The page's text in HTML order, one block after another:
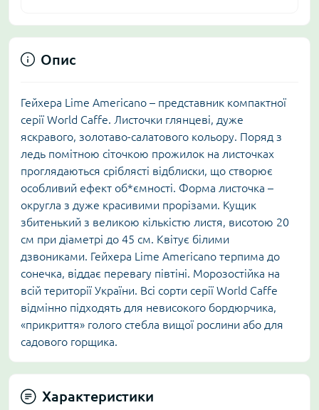
Опис
Гейхера Lime Americano – представник компактної
серії World Caffe. Листочки глянцеві, дуже
яскравого, золотаво-салатового кольору. Поряд з
ледь помітною сіточкою прожилок на листочках
проглядаються сріблясті відблиски, що створює
особливий ефект об*ємності. Форма листочка –
округла з дуже красивими прорізами. Кущик
збитенький з великою кількістю листя, висотою 20
см при діаметрі до 45 см. Квітує білими
дзвониками. Гейхера Lime Americano терпима до
сонечка, віддає перевагу півтіні. Морозостійка на
всій території України. Всі сорти серії World Caffe
відмінно підходять для невисокого бордюрчика,
«прикриття» голого стебла вищої рослини або для
садового горщика.
Характеристики